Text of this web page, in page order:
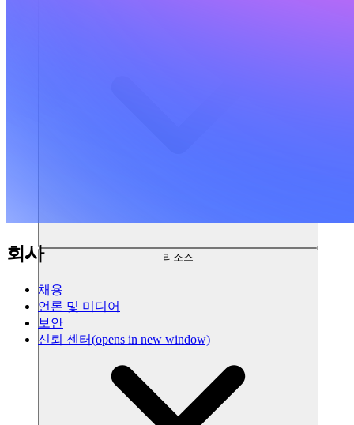
리소스
회사
채용
언론 및 미디어
보안
신뢰 센터(opens in new window)